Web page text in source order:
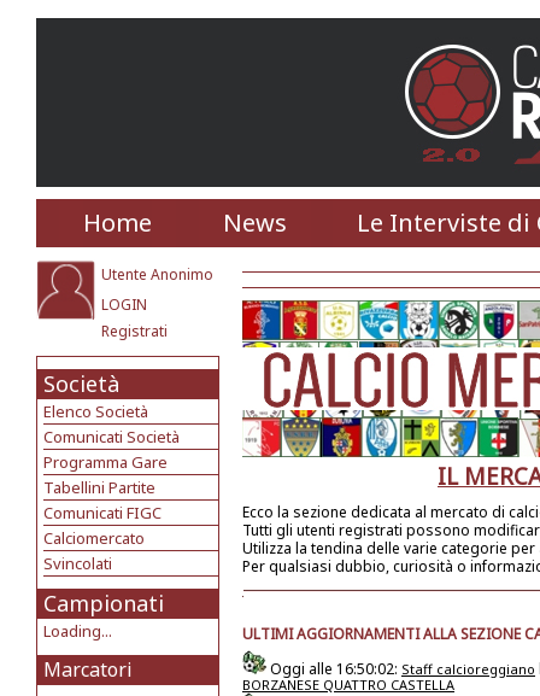
Home News Le Interviste di
Utente Anonimo
LOGIN
Registrati
Società
Elenco Società
Comunicati Società
Programma Gare
Tabellini Partite
Comunicati FIGC
Calciomercato
Svincolati
Campionati
Loading...
Marcatori
IL
Ecco la sezione dedicata al mercato di
Tutti gli utenti registrati possono
Utilizza la tendina delle varie categorie
Per qualsiasi dubbio, curiosità o
ULTIMI AGGIORNAMENTI ALLA SEZIONE
Oggi alle 16:50:02: Staff calcioreggiano
BORZANESE QUATTRO CASTELLA